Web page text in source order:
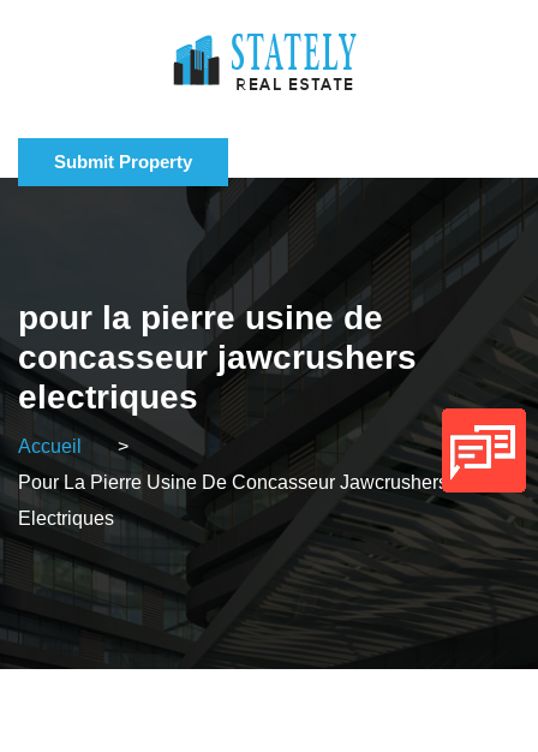
Submit Property
pour la pierre usine de
concasseur jawcrushers
electriques
Accueil
>
Pour La Pierre Usine De Concasseur Jawcrushers
Electriques